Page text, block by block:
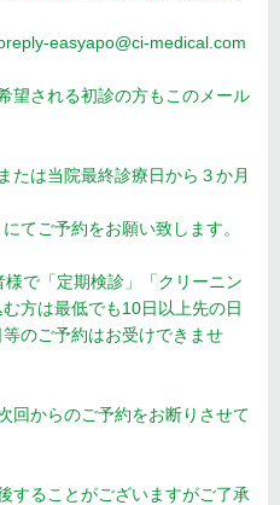
medical.com
望される初診の方もこのメール
たは当院最終診療日から３か月
てご予約をお願い致します。
で「定期検診」「クリーニン
方は最低でも10日以上先の日
のご予約はお受けできませ
回からのご予約をお断りさせて
することがございますがご了承